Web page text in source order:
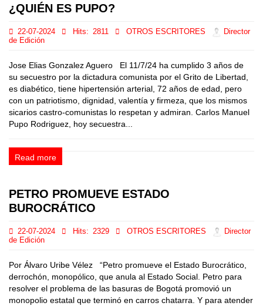
¿QUIÉN ES PUPO?
22-07-2024 Hits: 2811 OTROS ESCRITORES
Director
de Edición
Jose Elias Gonzalez Aguero El 11/7/24 ha cumplido 3 años de
su secuestro por la dictadura comunista por el Grito de Libertad,
es diabético, tiene hipertensión arterial, 72 años de edad, pero
con un patriotismo, dignidad, valentía y firmeza, que los mismos
sicarios castro-comunistas lo respetan y admiran. Carlos Manuel
Pupo Rodriguez, hoy secuestra...
Read more
PETRO PROMUEVE ESTADO
BUROCRÁTICO
22-07-2024 Hits: 2329 OTROS ESCRITORES
Director
de Edición
Por Álvaro Uribe Vélez “Petro promueve el Estado Burocrático,
derrochón, monopólico, que anula al Estado Social. Petro para
resolver el problema de las basuras de Bogotá promovió un
monopolio estatal que terminó en carros chatarra. Y para atender